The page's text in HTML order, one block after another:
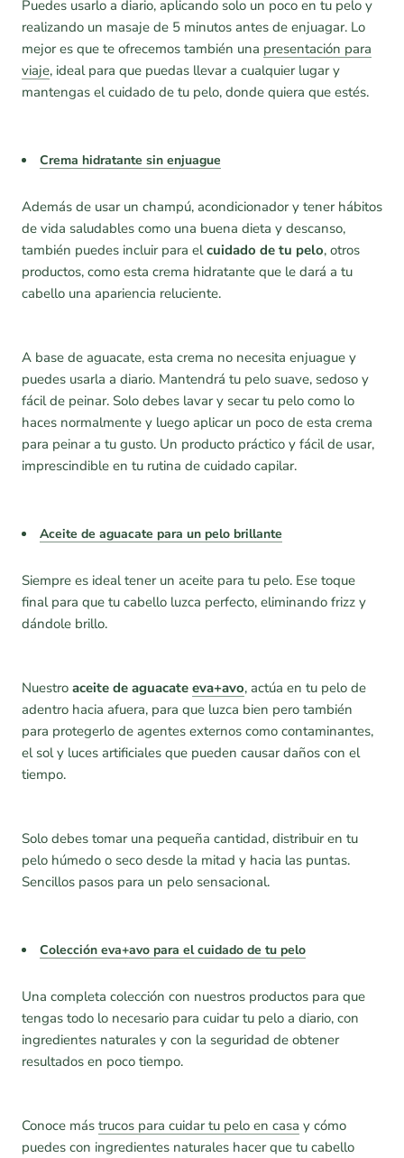
Puedes usarlo a diario, aplicando solo un poco en tu pelo y
realizando un masaje de 5 minutos antes de enjuagar. Lo
mejor es que te ofrecemos también una presentación para
viaje, ideal para que puedas llevar a cualquier lugar y
mantengas el cuidado de tu pelo, donde quiera que estés.
Crema hidratante sin enjuague
Además de usar un champú, acondicionador y tener hábitos
de vida saludables como una buena dieta y descanso,
también puedes incluir para elcuidado de tu pelo, otros
productos, como esta crema hidratante que le dará a tu
cabello una apariencia reluciente.
A base de aguacate, esta crema no necesita enjuague y
puedes usarla a diario. Mantendrá tu pelo suave, sedoso y
fácil de peinar. Solo debes lavar y secar tu pelo como lo
haces normalmente y luego aplicar un poco de esta crema
para peinar a tu gusto. Un producto práctico y fácil de usar,
imprescindible en tu rutina de cuidado capilar.
Aceite de aguacate para un pelo brillante
Siempre es ideal tener un aceite para tu pelo. Ese toque
final para que tu cabello luzca perfecto, eliminando frizz y
dándole brillo.
Nuestro aceite de aguacate eva+avo, actúa en tu pelo de
adentro hacia afuera, para que luzca bien pero también
para protegerlo de agentes externos como contaminantes,
el sol y luces artificiales que pueden causar daños con el
tiempo.
Solo debes tomar una pequeña cantidad, distribuir en tu
pelo húmedo o seco desde la mitad y hacia las puntas.
Sencillos pasos para un pelo sensacional.
Colección eva+avo para el cuidado de tu pelo
Una completa colección con nuestros productos para que
tengas todo lo necesario para cuidar tu pelo a diario, con
ingredientes naturales y con la seguridad de obtener
resultados en poco tiempo.
Conoce más trucos para cuidar tu pelo en casa y cómo
puedes con ingredientes naturales hacer que tu cabello